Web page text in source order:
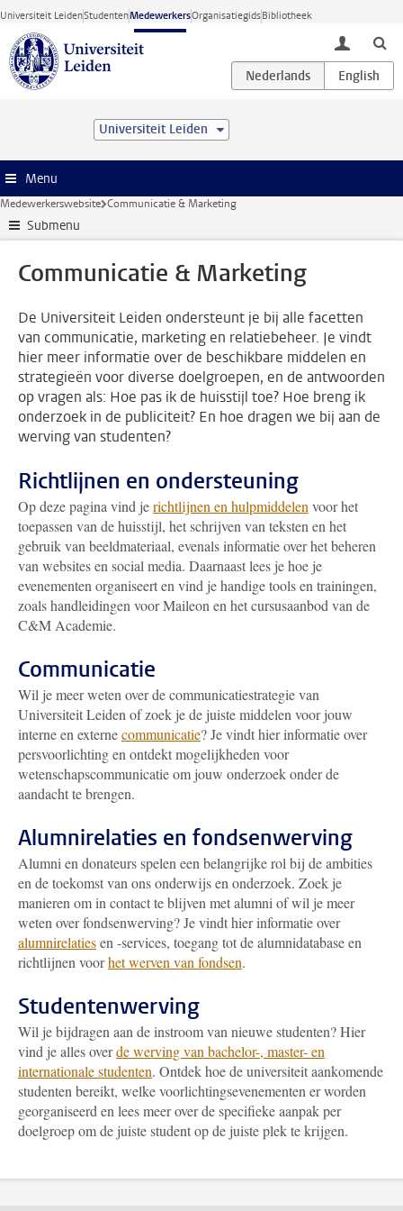
Ga direct naar de inhoud
Universiteit LeidenStudentenMedewerkersOrganisatiegidsBibliotheek
toggle
Universiteit Leiden
Menu
Medewerkerswebsite Communicatie & Marketing
Submenu
Communicatie & Marketing
De Universiteit Leiden ondersteunt je bij alle facetten
van communicatie, marketing en relatiebeheer. Je vindt
hier meer informatie over de beschikbare middelen en
strategieën voor diverse doelgroepen, en de antwoorden
op vragen als: Hoe pas ik de huisstijl toe? Hoe breng ik
onderzoek in de publiciteit? En hoe dragen we bij aan de
werving van studenten?
Richtlijnen en ondersteuning
Op deze pagina vind jerichtlijnen en hulpmiddelen voor het
toepassen van de huisstijl, het schrijven van teksten en het
gebruik van beeldmateriaal, evenals informatie over het beheren
van websites en social media. Daarnaast lees je hoe je
evenementen organiseert en vind je handige tools en trainingen,
zoals handleidingen voor Maileon en het cursusaanbod van de
C&M Academie.
Communicatie
Wil je meer weten over de communicatiestrategie van
Universiteit Leiden of zoek je de juiste middelen voor jouw
interne en externecommunicatie? Je vindt hier informatie over
persvoorlichting en ontdekt mogelijkheden voor
wetenschapscommunicatie om jouw onderzoek onder de
aandacht te brengen.
Alumnirelaties en fondsenwerving
Alumni en donateurs spelen een belangrijke rol bij de ambities
en de toekomst van ons onderwijs en onderzoek. Zoek je
manieren om in contact te blijven met alumni of wil je meer
weten over fondsenwerving? Je vindt hier informatie over
alumnirelatiesen -services, toegang tot de alumnidatabase en
richtlijnen voorhet werven van fondsen.
Studentenwerving
Wil je bijdragen aan de instroom van nieuwe studenten? Hier
vind je alles overde werving van bachelor-, master- en
internationale studenten. Ontdek hoe de universiteit aankomende
studenten bereikt, welke voorlichtingsevenementen er worden
georganiseerd en lees meer over de specifieke aanpak per
doelgroep om de juiste student op de juiste plek te krijgen.